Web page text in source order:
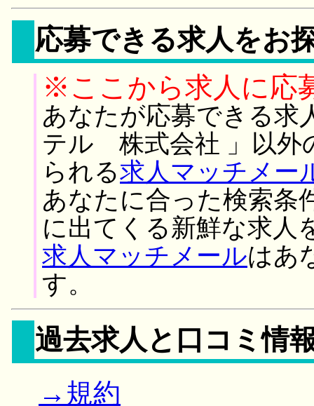
応募できる求人をお
※ここから求人に応
あなたが応募できる求
テル 株式会社 」以外
られる求人マッチメー
あなたに合った検索条
に出てくる新鮮な求人
求人マッチメールはあ
す。
過去求人と口コミ情
→規約